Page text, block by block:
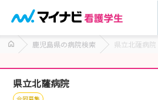
鹿児島県の病院検索 県立北薩病院
県立北薩病院